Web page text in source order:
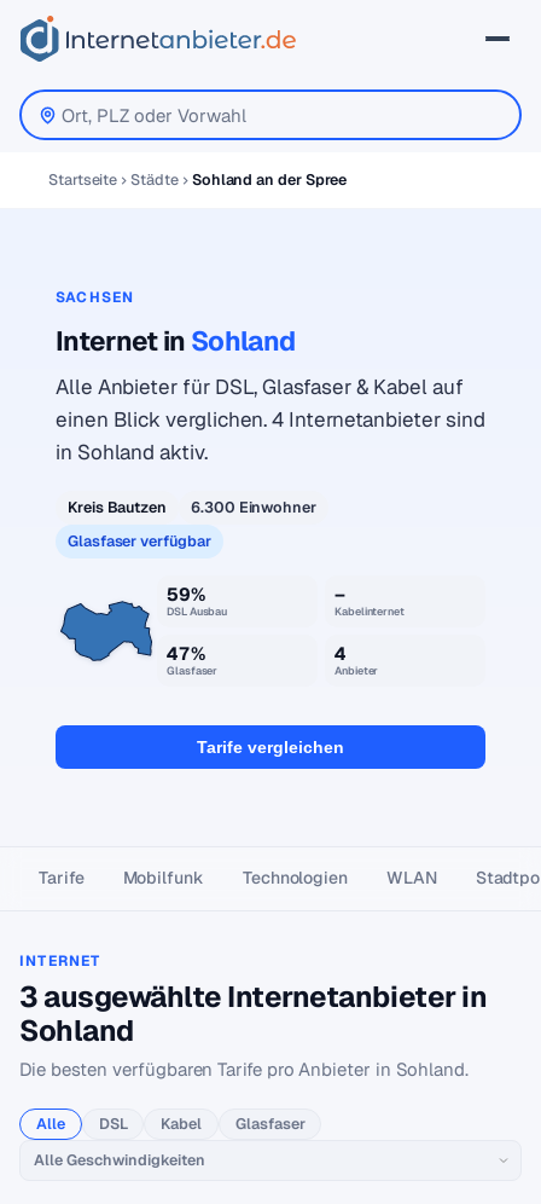
Startseite Städte Sohland an der Spree
SACHSEN
Internet in Sohland
Alle Anbieter für DSL, Glasfaser & Kabel auf
einen Blick verglichen. 4 Internetanbieter sind
in Sohland aktiv.
Kreis Bautzen
6.300 Einwohner
Glasfaser verfügbar
59%
DSL Ausbau
–
Kabelinternet
47%
Glasfaser
4
Anbieter
Tarife vergleichen
Tarife Mobilfunk Technologien WLAN
INTERNET
3 ausgewählte Internetanbieter in
Sohland
Die besten verfügbaren Tarife pro Anbieter in Sohland.
Alle DSL Kabel Glasfaser